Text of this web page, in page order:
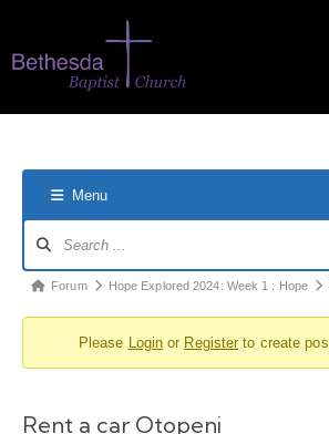
Menu
Forum Hope Explored 2024: Week 1 : Hope
Please Login or Register to create
Rent a car Otopeni